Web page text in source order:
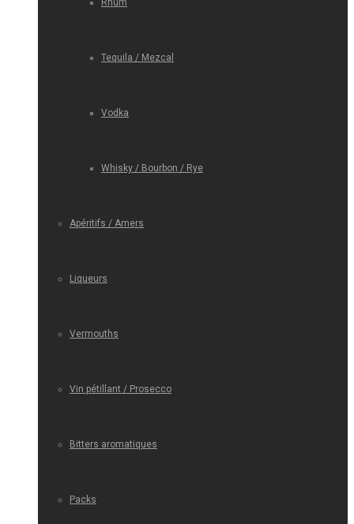
Rhum
Tequila / Mezcal
Vodka
Whisky / Bourbon / Rye
Apéritifs / Amers
Liqueurs
Vermouths
Vin pétillant / Prosecco
Bitters aromatiques
Packs